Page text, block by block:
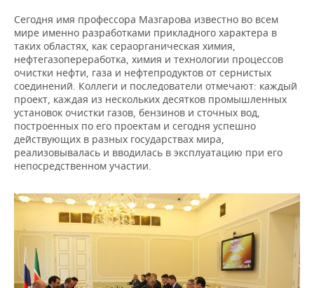
Сегодня имя профессора Мазгарова известно во всем
мире именно разработками прикладного характера в
таких областях, как сераорганическая химия,
нефтегазопереработка, химия и технологии процессов
очистки нефти, газа и нефтепродуктов от сернистых
соединений. Коллеги и последователи отмечают: каждый
проект, каждая из нескольких десятков промышленных
установок очистки газов, бензинов и сточных вод,
построенных по его проектам и сегодня успешно
действующих в разных государствах мира,
реализовывалась и вводилась в эксплуатацию при его
непосредственном участии.